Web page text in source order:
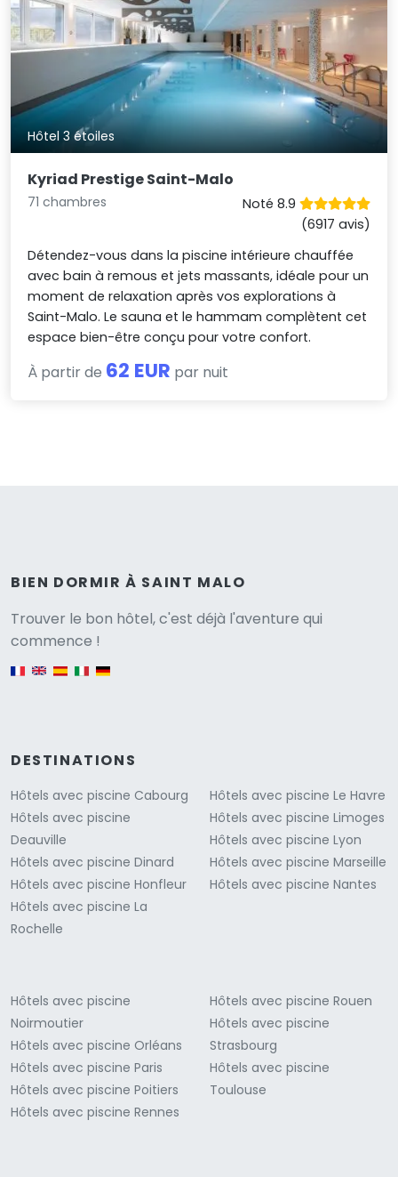
Hôtel 3 étoiles
Kyriad Prestige Saint-Malo
71 chambres
Noté 8.9
(6917 avis)
Détendez-vous dans la piscine intérieure chauffée
avec bain à remous et jets massants, idéale pour un
moment de relaxation après vos explorations à
Saint-Malo. Le sauna et le hammam complètent cet
espace bien-être conçu pour votre confort.
À partir de 62 EUR par nuit
BIEN DORMIR À SAINT MALO
Trouver le bon hôtel, c'est déjà l'aventure qui
commence !
DESTINATIONS
Hôtels avec piscine Cabourg
Hôtels avec piscine
Deauville
Hôtels avec piscine Dinard
Hôtels avec piscine Honfleur
Hôtels avec piscine La
Rochelle
Hôtels avec piscine Le Havre
Hôtels avec piscine Limoges
Hôtels avec piscine Lyon
Hôtels avec piscine Marseille
Hôtels avec piscine Nantes
Hôtels avec piscine
Noirmoutier
Hôtels avec piscine Orléans
Hôtels avec piscine Paris
Hôtels avec piscine Poitiers
Hôtels avec piscine Rennes
Hôtels avec piscine Rouen
Hôtels avec piscine
Strasbourg
Hôtels avec piscine
Toulouse